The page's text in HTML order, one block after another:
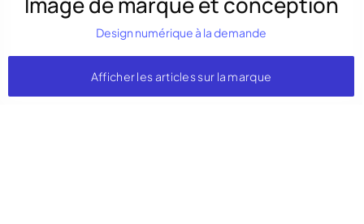
Design numérique à la demande
Afficher les articles sur la marque